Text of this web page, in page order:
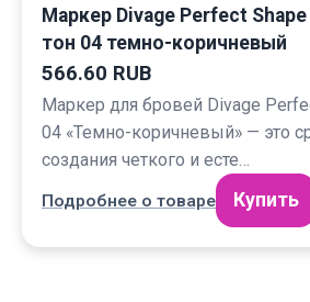
Маркер Divage Perfect
тон 04 темно-коричневый
566.60 RUB
Маркер для бровей Divage
04 «Темно-коричневый» — это
создания четкого и есте…
Подробнее о товаре Купить